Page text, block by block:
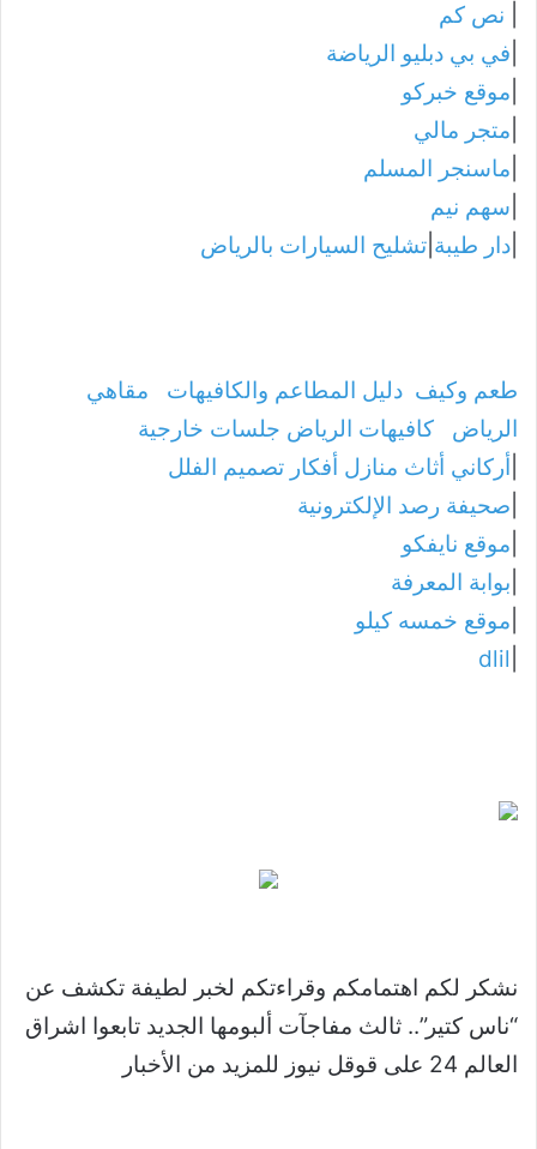
نص كم
في بي دبليو الرياضة
موقع خبركو
متجر مالي
ماسنجر المسلم
سهم نيم
دار طيبة تشليح السيارات بالرياض
طعم وكيف دليل المطاعم والكافيهات
مقاهي
الرياض
كافيهات الرياض جلسات خارجية
أركاني أثاث منازل أفكار تصميم الفلل
صحيفة رصد الإلكترونية
موقع نايفكو
بوابة المعرفة
موقع خمسه كيلو
dlil
نشكر لكم اهتمامكم وقراءتكم لخبر لطيفة تكشف عن
“ناس كتير”.. ثالث مفاجآت ألبومها الجديد تابعوا اشراق
العالم 24 على قوقل نيوز للمزيد من الأخبار